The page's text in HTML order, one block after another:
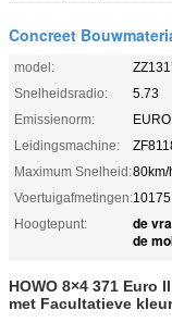
Concreet
model:
Snelheidsradio:
5.73
Emissienorm:
Leidingsmachine:
Maximum Snelheid:80km/
Voertuigafmetingen:
Hoogtepunt:
de
de
HOWO 8×4 371 Euro
met Facultatieve